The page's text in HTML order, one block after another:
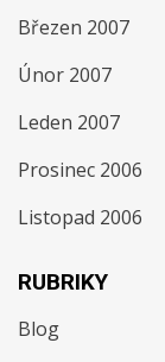
Březen 2007
Únor 2007
Leden 2007
Prosinec 2006
Listopad 2006
RUBRIKY
Blog